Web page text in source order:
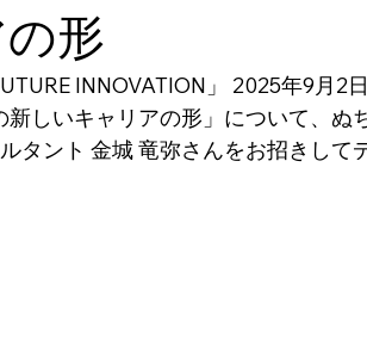
形
INNOVATION」 2025年9月2
新しいキャリアの形」について、ぬ
タント 金城 竜弥さんをお招きして